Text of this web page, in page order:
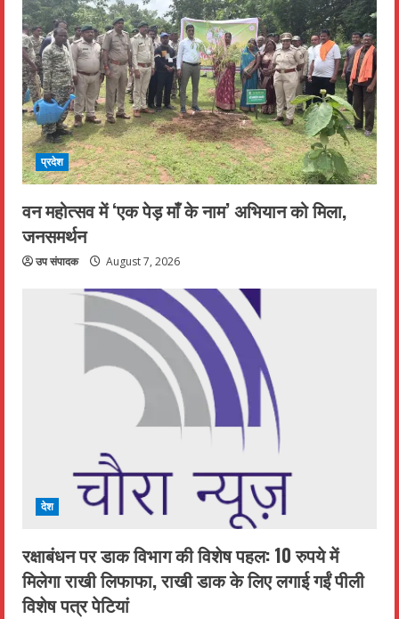
प्रदेश
वन महोत्सव में ‘एक पेड़ माँ के नाम’ अभियान को मिला,
जनसमर्थन
उप संपादक August 7, 2026
देश
रक्षाबंधन पर डाक विभाग की विशेष पहल: 10 रुपये में
मिलेगा राखी लिफाफा, राखी डाक के लिए लगाई गईं पीली
विशेष पत्र पेटियां